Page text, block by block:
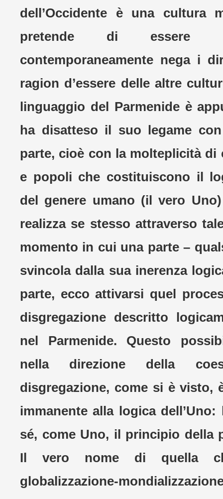
dell’Occidente è una cultura
pretende di essere
contemporaneamente nega i
ragion d’essere delle altre
linguaggio del Parmenide è
ha disatteso il suo legame
parte, cioè con la molteplicità di
e popoli che costituiscono il
del genere umano (il vero
realizza se stesso attraverso
momento in cui una parte –
svincola dalla sua inerenza
parte, ecco attivarsi quel
disgregazione descritto
nel Parmenide. Questo
nella direzione della
disgregazione, come si è visto,
immanente alla logica dell’Uno:
sé, come Uno, il principio della
Il vero nome di quella
globalizzazione-